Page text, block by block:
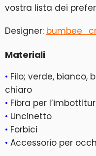
vostra lista dei
Designer:
Materiali
• Filo; verde, bianco,
chiaro
• Fibra per
• Uncinetto
• Forbici
• Accessorio per